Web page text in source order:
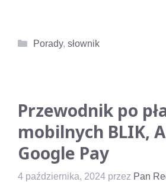
Kategorie
Porady, słownik
Przewodnik po
mobilnych BLIK,
Google Pay
4 października, 2024 przez Pan